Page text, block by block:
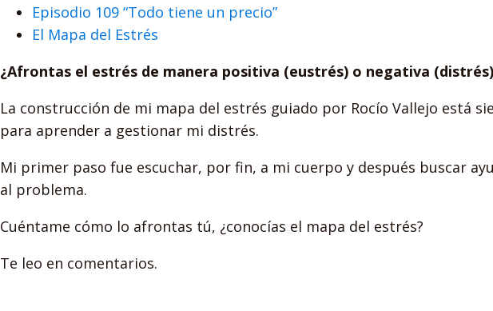
Episodio 109 “Todo tiene un precio”
El Mapa del Estrés
¿Afrontas el estrés de manera positiva (eustrés) o negativa
La construcción de mi mapa del estrés guiado por Rocío Vallejo está
para aprender a gestionar mi distrés.
Mi primer paso fue escuchar, por fin, a mi cuerpo y después buscar
al problema.
Cuéntame cómo lo afrontas tú, ¿conocías el mapa del estrés?
Te leo en comentarios.